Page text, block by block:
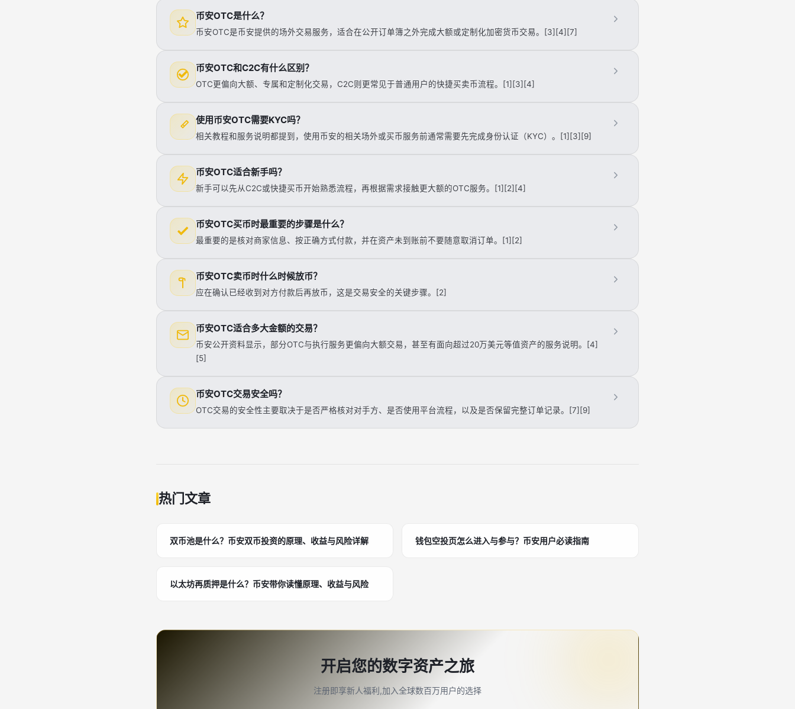
币安OTC是什么？
币安OTC是币安提供的场外交易服务，适合在公开订单簿之外完成大额或定制化加密货币交易。[3][4][7]
币安OTC和C2C有什么区别？
OTC更偏向大额、专属和定制化交易，C2C则更常见于普通用户的快捷买卖币流程。[1][3][4]
使用币安OTC需要KYC吗？
相关教程和服务说明都提到，使用币安的相关场外或买币服务前通常需要先完成身份认证（KYC）。[1][3][9]
币安OTC适合新手吗？
新手可以先从C2C或快捷买币开始熟悉流程，再根据需求接触更大额的OTC服务。[1][2][4]
币安OTC买币时最重要的步骤是什么？
最重要的是核对商家信息、按正确方式付款，并在资产未到账前不要随意取消订单。[1][2]
币安OTC卖币时什么时候放币？
应在确认已经收到对方付款后再放币，这是交易安全的关键步骤。[2]
币安OTC适合多大金额的交易？
币安公开资料显示，部分OTC与执行服务更偏向大额交易，甚至有面向超过20万美元等值资产的服务说明。[4]
[5]
币安OTC交易安全吗？
OTC交易的安全性主要取决于是否严格核对对手方、是否使用平台流程，以及是否保留完整订单记录。[7][9]
热门文章
双币池是什么？币安双币投资的原理、收益与风险详解 钱包空投页怎么进入与参与？币安用户必读指南
以太坊再质押是什么？币安带你读懂原理、收益与风险
开启您的数字资产之旅
注册即享新人福利,加入全球数百万用户的选择